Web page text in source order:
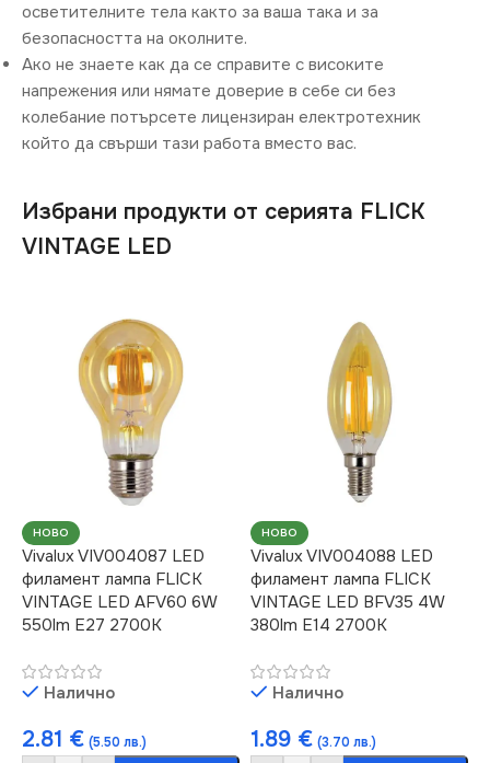
осветителните тела както за ваша така и за
безопасността на околните.
Ако не знаете как да се справите с високите
напрежения или нямате доверие в себе си без
колебание потърсете лицензиран електротехник
който да свърши тази работа вместо вас.
Избрани продукти от серията FLICK
VINTAGE LED
НОВО
Vivalux VIV004087 LED
филамент лампа FLICK
VINTAGE LED AFV60 6W
550lm E27 2700K
Налично
2.81 € (5.50 лв.)
НОВО
Vivalux VIV004088 LED
филамент лампа FLICK
VINTAGE LED BFV35 4W
380lm E14 2700K
Налично
1.89 € (3.70 лв.)